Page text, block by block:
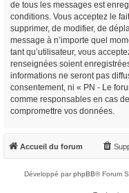
de tous les messages est
conditions. Vous acceptez le
supprimer, de modifier, de
message à n’importe quel
tant qu’utilisateur, vous
renseignées soient
informations ne seront pas
consentement, ni « PN - Le
comme responsables en cas
compromettre vos données.
Accueil du forum
Développé parphpBB® Forum